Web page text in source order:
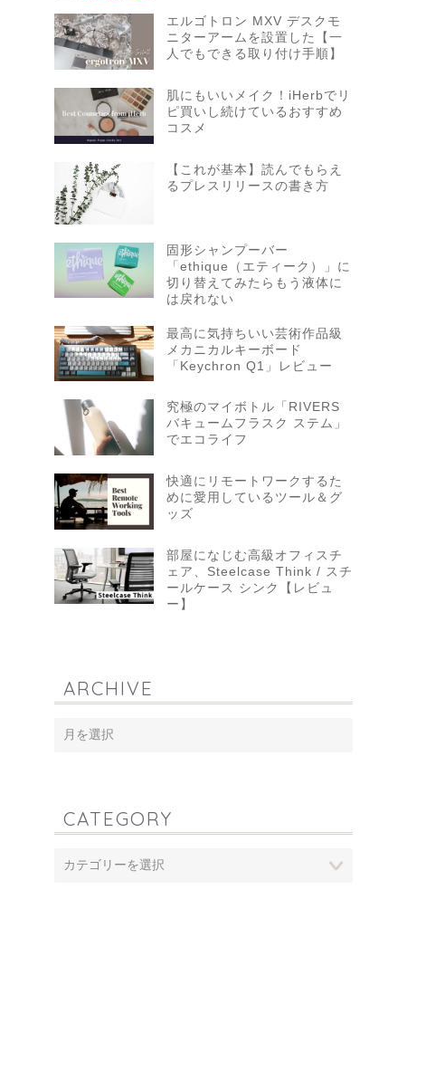
エルゴトロン MXV デスクモ
ニターアームを設置した【一
人でもできる取り付け手順】
肌にもいいメイク！iHerbでリ
ピ買いし続けているおすすめ
コスメ
【これが基本】読んでもらえ
るプレスリリースの書き方
固形シャンプーバー
「ethique（エティーク）」に
切り替えてみたらもう液体に
は戻れない
最高に気持ちいい芸術作品級
メカニカルキーボード
「Keychron Q1」レビュー
究極のマイボトル「RIVERS
バキュームフラスク ステム」
でエコライフ
快適にリモートワークするた
めに愛用しているツール＆グ
ッズ
部屋になじむ高級オフィスチ
ェア、Steelcase Think / スチ
ールケース シンク【レビュ
ー】
ARCHIVE
CATEGORY